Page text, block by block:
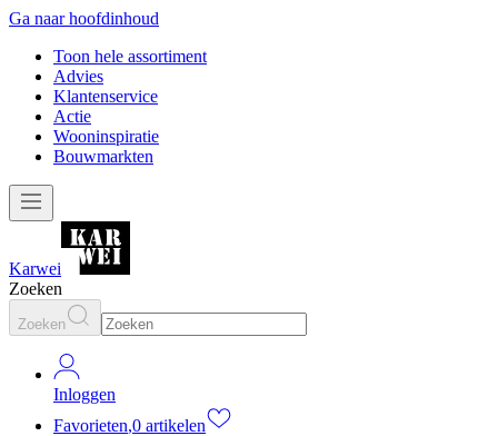
Ga naar hoofdinhoud
Toon hele assortiment
Advies
Klantenservice
Actie
Wooninspiratie
Bouwmarkten
Karwei
Zoeken
Zoeken
Inloggen
Favorieten,0 artikelen